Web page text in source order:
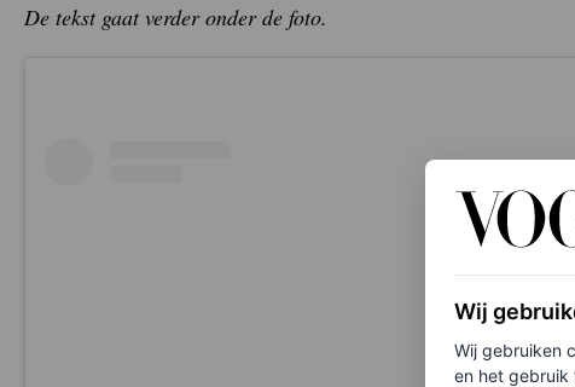
De tekst gaat verder onder de foto.
Wij
Wij gebruiken
en het gebruik